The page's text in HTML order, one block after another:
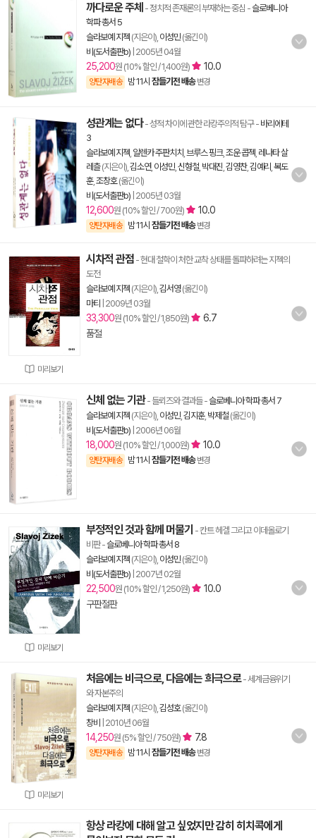
까다로운 주체 - 정치적 존재론의 부재하는 중심 -슬로베니아
학파 총서 5
슬라보예 지젝 (지은이), 이성민(옮긴이)
비(도서출판b) 2005년 04월
25,200원 (10% 할인 / 1,400원) 10.0
양탄자배송 밤 11시 잠들기전 배송 변경
성관계는 없다- 성적 차이에 관한 라캉주의적 탐구- 바리에테
3
슬라보예 지젝 알렌카 주판치치 브루스 핑크, 조운 콥젝 레나타 살
레츨(지은이), 김소연, 이성민, 신형철 박대진 김영찬, 김예리 복도
훈, 조창호(옮긴이)
비(도서출판b) 2005년 03월
12,600원 (10% 할인 / 700원) 10.0
양탄자배송 밤 11시 잠들기전 배송 변경
미리보기
시차적 관점 - 현대 철학이 처한 교착 상태를 돌파하려는 지젝의
도전
슬라보예 지젝 (지은이), 김서영(옮긴이)
마티
2009년 03월
33,300원 (10% 할인 / 1,850원)
6.7
품절
신체 없는 기관- 들뢰즈와 결과들-슬로베니아 학파 총서 7
슬라보예 지젝 (지은이), 이성민, 김지훈, 박제철 (옮긴이)
비(도서출판b) 2006년 06월
18,000원 (10% 할인 / 1,000원) 10.0
양탄자배송 밤 11시 잠들기전 배송 변경
미리보기
부정적인 것과 함께 머물기 - 칸트 헤겔 그리고 이데올로기
비판-슬로베니아 학파 총서 8
슬라보예 지젝 (지은이), 이성민(옮긴이)
비(도서출판b) 2007년 02월
22,500원 (10% 할인 / 1,250원)
10.0
구판절판
미리보기
처음에는 비극으로, 다음에는 희극으로- 세계금융위기
와 자본주의
슬라보예 지젝 (지은이), 김성호(옮긴이)
창비
2010년 06월
14,250원 (5% 할인 / 750원) 7.8
양탄자배송 밤 11시 잠들기전 배송 변경
항상 라캉에 대해 알고 싶었지만 감히 히치콕에게